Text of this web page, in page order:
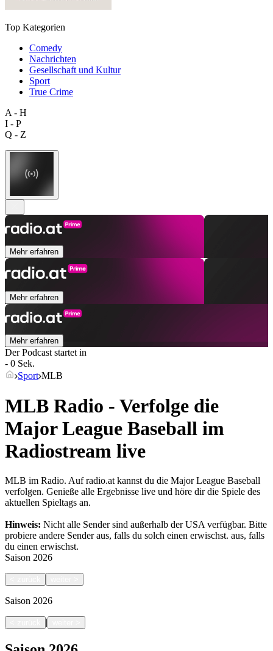
Top Kategorien
Comedy
Nachrichten
Gesellschaft und Kultur
Sport
True Crime
A - H
I - P
Q - Z
Mehr erfahren
Mehr erfahren
Mehr erfahren
Der Podcast startet in
- 0 Sek.
Sport MLB
MLB Radio - Verfolge die
Major League Baseball im
Radiostream live
MLB im Radio. Auf radio.at kannst du die Major League Baseball
verfolgen. Genieße alle Ergebnisse live und höre dir die Spiele des
aktuellen Spieltags an.
Hinweis: Nicht alle Sender sind außerhalb der USA verfügbar. Bitte
probiere andere Sender aus, falls du solch einen erwischst. aus, falls
du einen erwischst.
Saison 2026
Saison 2026
|